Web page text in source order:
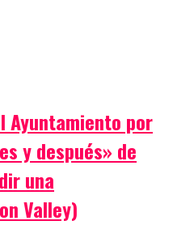
Ayuntamiento por
y después» de
una
Valley)